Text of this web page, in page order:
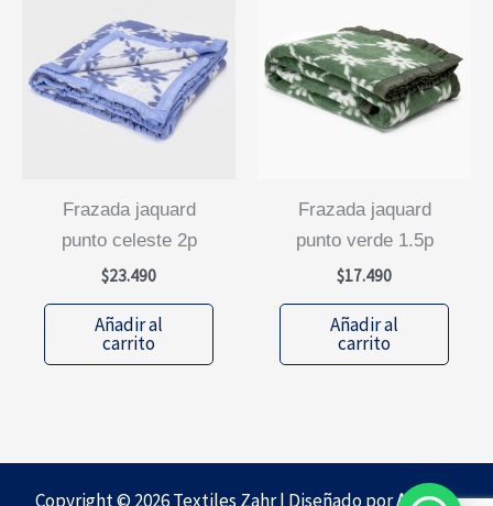
frazada jaquard
punto celeste 2p
$23.490
Añadir al
carrito
frazada jaquard
punto verde 1.5p
$17.490
Añadir al
carrito
Copyright © 2026 Textiles Zahr | Diseñado porAgencia